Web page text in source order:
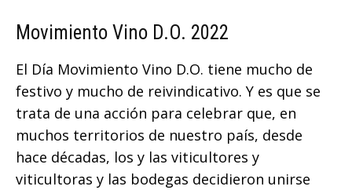
Movimiento Vino D.O. 2022
El Día Movimiento Vino D.O. tiene mucho de
festivo y mucho de reivindicativo. Y es que se
trata de una acción para celebrar que, en
muchos territorios de nuestro país, desde
hace décadas, los y las viticultores y
viticultoras y las bodegas decidieron unirse